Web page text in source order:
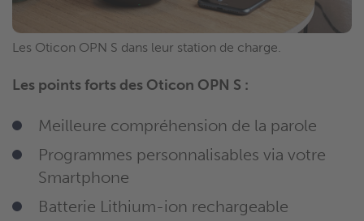
Les Oticon OPN S dans leur station de charge.
Les points forts des Oticon OPN S :
Meilleure compréhension de la parole
Programmes personnalisables via votre
Smartphone
Batterie Lithium-ion rechargeable